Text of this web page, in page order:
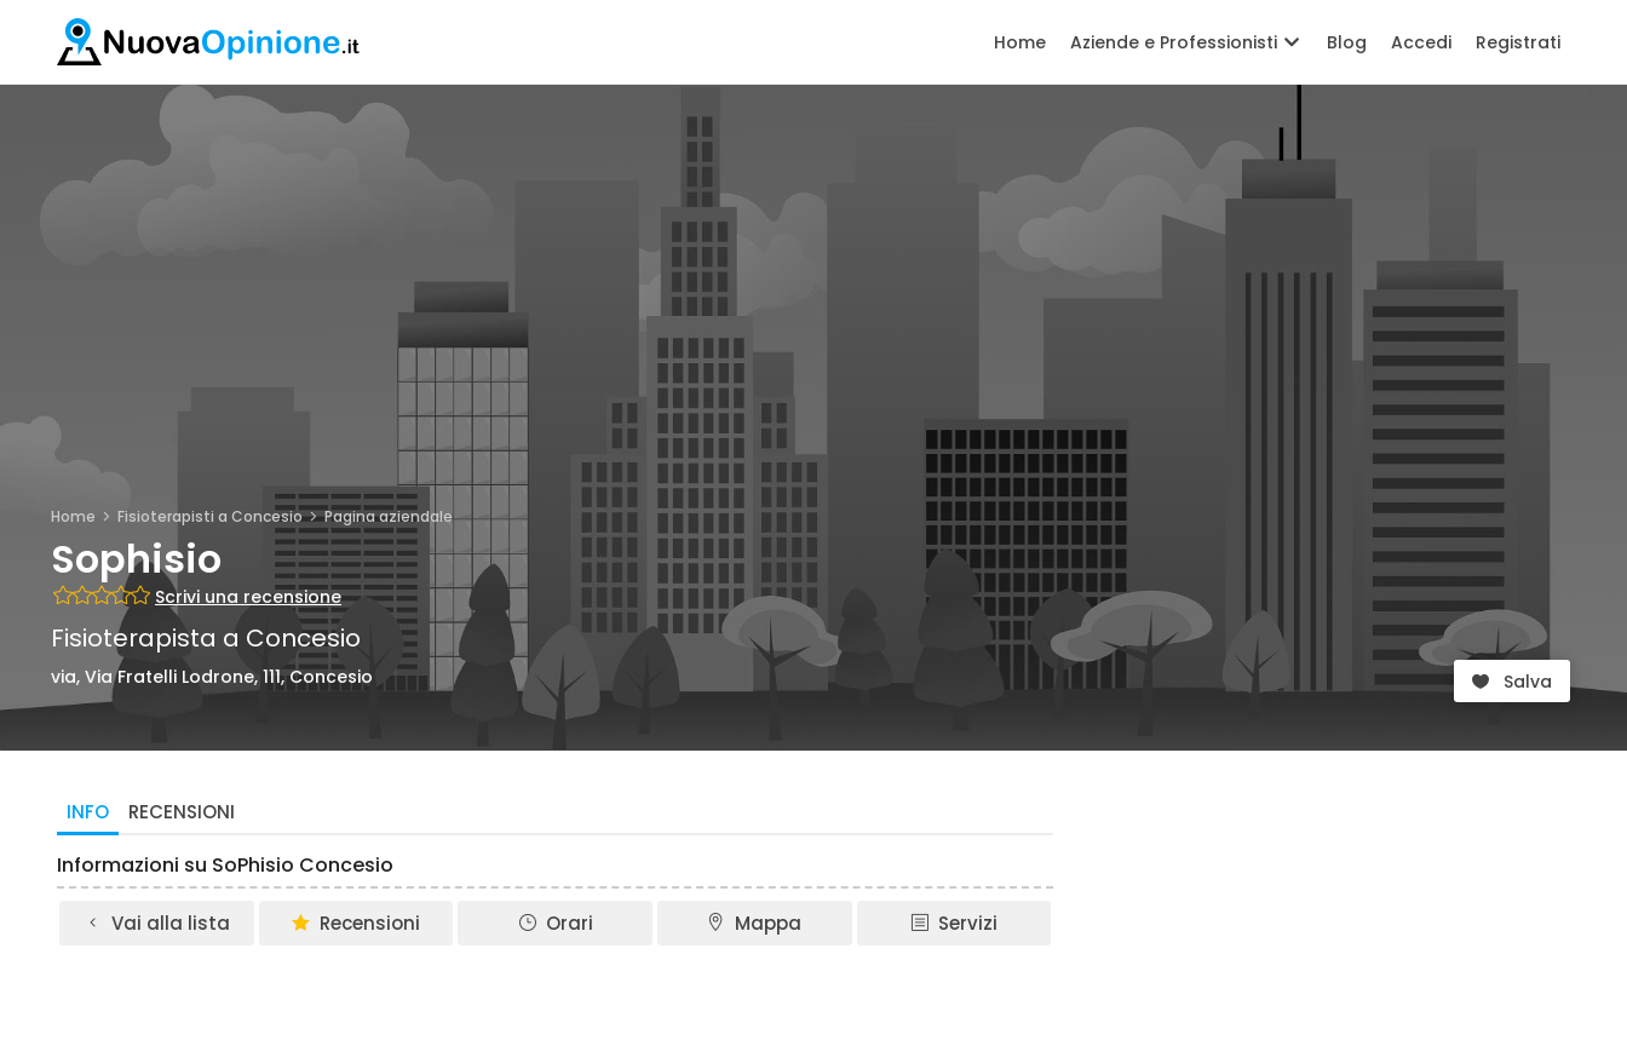
Home Aziende e Professionisti Blog Accedi Registrati
Home Fisioterapisti a Concesio Pagina aziendale
Sophisio
Scrivi una recensione
Fisioterapista a Concesio
via, Via Fratelli Lodrone, 111, Concesio Salva
INFO RECENSIONI
Informazioni su SoPhisio Concesio
Vai alla lista Recensioni Orari Mappa Servizi